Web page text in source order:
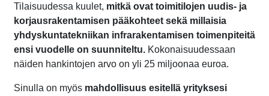
Tilaisuudessa kuulet, mitkä ovat toimitilojen uudis- ja
korjausrakentamisen pääkohteet sekä millaisia
yhdyskuntatekniikan infrarakentamisen toimenpiteitä
ensi vuodelle on suunniteltu. Kokonaisuudessaan
näiden hankintojen arvo on yli 25 miljoonaa euroa.
Sinulla on myös mahdollisuus esitellä yrityksesi